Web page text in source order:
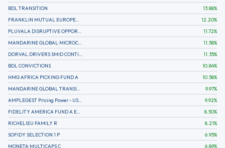
BDL TRANSITION
13.88%
12.20%
11.72%
11.58%
11.35%
BDL CONVICTIONS
10.84%
HMG AFRICA PICKING FUND A
10.58%
9.97%
9.92%
8.50%
RICHELIEU FAMILY R
8.21%
SOFIDY SELECTION 1 P
6.95%
MONETA MULTICAPS C
6.89%